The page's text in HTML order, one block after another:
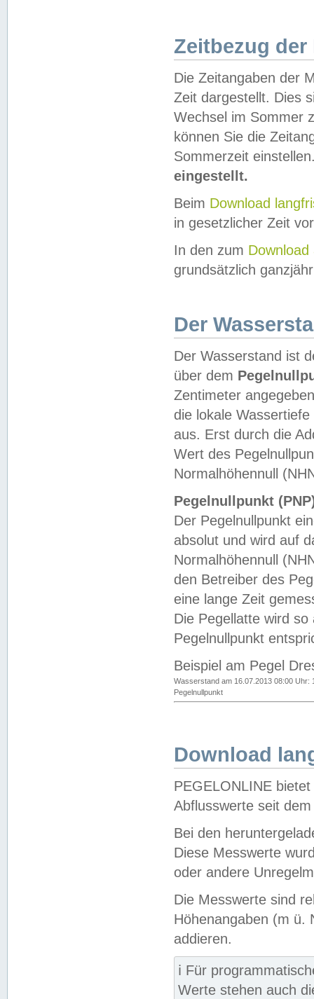
Zeitbezug der
Die Zeitangaben der
Zeit dargestellt. Dies
Wechsel im Sommer
können Sie die
Sommerzeit
eingestellt.
Beim Download
in gesetzlicher Zeit
In den zum Download
grundsätzlich
Der
Der Wasserstand ist
über dem
Zentimeter
die lokale
aus. Erst durch die
Wert des
Normalhöhennull
Pegelnullpunkt
Der Pegelnullpunkt
absolut und wird auf
Normalhöhennull
den Betreiber des
eine lange Zeit
Die Pegellatte wird
Pegelnullpunkt
Beispiel am Pegel
Wasserstand am 16.07.2013 08:00 Uhr:
Pegelnullpunkt
Download
PEGELONLINE
Abflusswerte seit
Bei den
Diese Messwerte
oder andere
Die Messwerte sind
Höhenangaben (m ü.
addieren.
ℹ️ Für
Werte stehen auch